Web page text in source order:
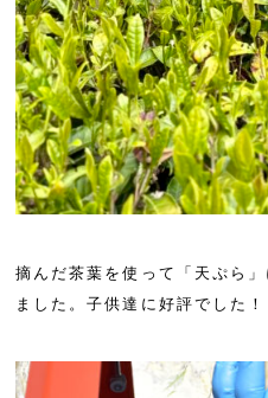
摘んだ茶葉を使って「天ぷら
ました。子供達に好評でした！